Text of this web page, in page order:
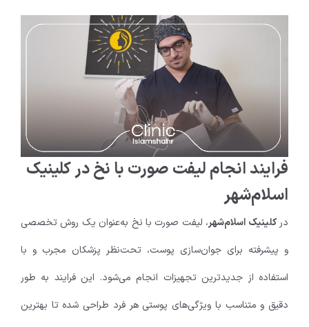
فرایند انجام لیفت صورت با نخ در کلینیک
اسلام‌شهر
درکلینیک اسلام‌شهر، لیفت صورت با نخ به‌عنوان یک روش تخصصی
و پیشرفته برای جوان‌سازی پوست، تحت‌نظر پزشکان مجرب و با
استفاده از جدیدترین تجهیزات انجام می‌شود. این فرایند به طور
دقیق و متناسب با ویژگی‌های پوستی هر فرد طراحی شده تا بهترین